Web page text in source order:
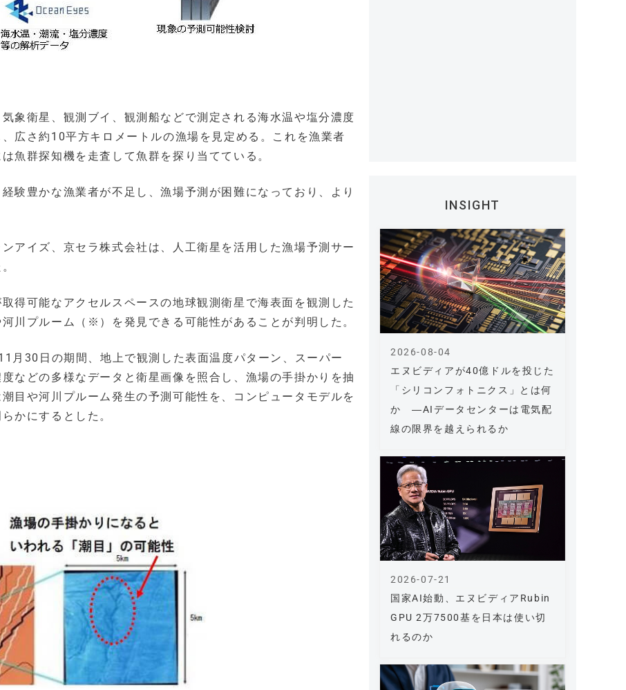
象衛星、観測ブイ、観測船などで測定される海水温や塩分濃度
広さ約10平方キロメートルの漁場を見定める。これを漁業者
魚群探知機を走査して魚群を探り当てている。
験豊かな漁業者が不足し、漁場予測が困難になっており、より
アイズ、京セラ株式会社は、人工衛星を活用した漁場予測サー
得可能なアクセルスペースの地球観測衛星で海表面を観測した
川プルーム（※）を発見できる可能性があることが判明した。
30日の期間、地上で観測した表面温度パターン、スーパー
などの多様なデータと衛星画像を照合し、漁場の手掛かりを抽
目や河川プルーム発生の予測可能性を、コンピュータモデルを
かにするとした。
INSIGHT
エヌビディアが40億ドルを投じた
「シリコンフォトニクス」とは何
か ―AIデータセンターは電気配
線の限界を越えられるか
2026-08-04
国家AI始動、エヌビディアRubin
GPU 2万7500基を日本は使い切
れるのか
2026-07-21